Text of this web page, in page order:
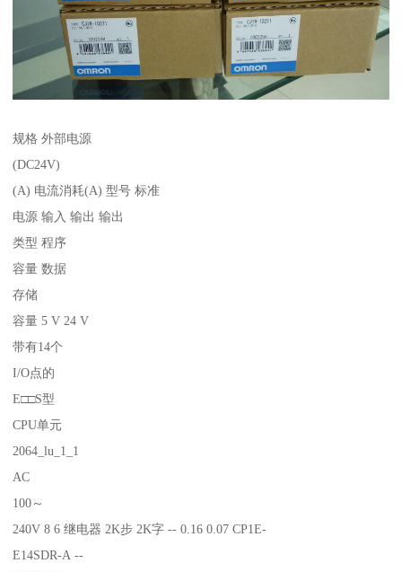
规格 外部电源
(DC24V)
(A) 电流消耗(A) 型号 标准
电源 输入 输出 输出
类型 程序
容量 数据
存储
容量 5 V 24 V
带有14个
I/O点的
E□□S型
CPU单元
2064_lu_1_1
AC
100～
240V 8 6 继电器 2K步 2K字 -- 0.16 0.07 CP1E-
E14SDR-A --